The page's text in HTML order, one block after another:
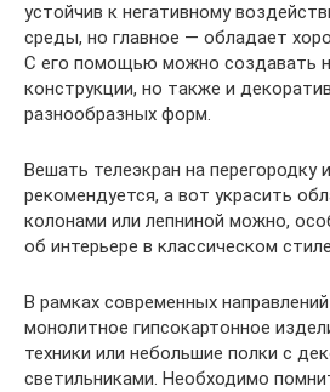
устойчив к негативному
среды, но главное — обладает
С его помощью можно создавать
конструкции, но также и
разнообразных форм.
Вешать телеэкран на перегородку
рекомендуется, а вот украсить
колонами или лепниной можно,
об интерьере в классическом
В рамках современных
монолитное гипсокартонное
техники или небольшие полки с
светильниками. Необходимо